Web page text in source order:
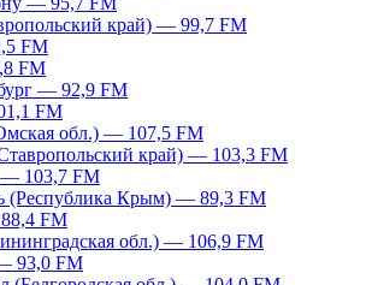
край) — 99,7 FM
FM
FM
— 92,9 FM
FM
обл.) — 107,5 FM
край) — 103,3 FM
— 103,7 FM
(Республика Крым) — 89,3 FM
FM
обл.) — 106,9 FM
93,0 FM